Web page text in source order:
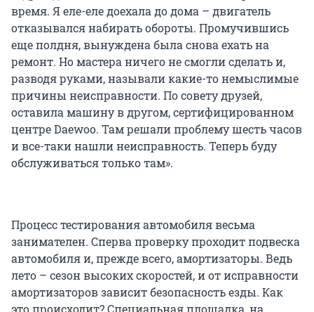
время. Я еле-еле доехала до дома – двигатель
отказывался набирать обороты. Промучившись
еще полдня, вынуждена была снова ехать на
ремонт. Но мастера ничего не смогли сделать и,
разводя руками, называли какие-то немыслимые
причины неисправности. По совету друзей,
оставила машину в другом, сертифицированном
центре Daewoo. Там решали проблему шесть часов
и все-таки нашли неисправность. Теперь буду
обслуживаться только там».
Процесс тестирования автомобиля весьма
занимателен. Сперва проверку проходит подвеска
автомобиля и, прежде всего, амортизаторы. Ведь
лето – сезон высоких скоростей, и от исправности
амортизаторов зависит безопасность езды. Как
это происходит? Специальная площадка, на